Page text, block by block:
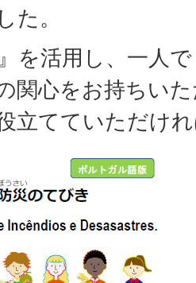
た。
を活用し、一人
関心をお持ちい
立てていただけ